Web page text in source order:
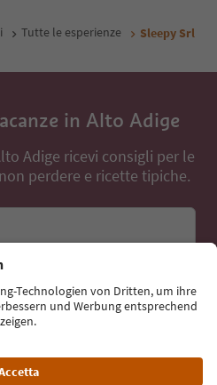
Tutte le esperienze Sleepy Srl
in Alto Adige
Adige ricevi consigli per le
perdere e ricette tipiche.
alla newsletter